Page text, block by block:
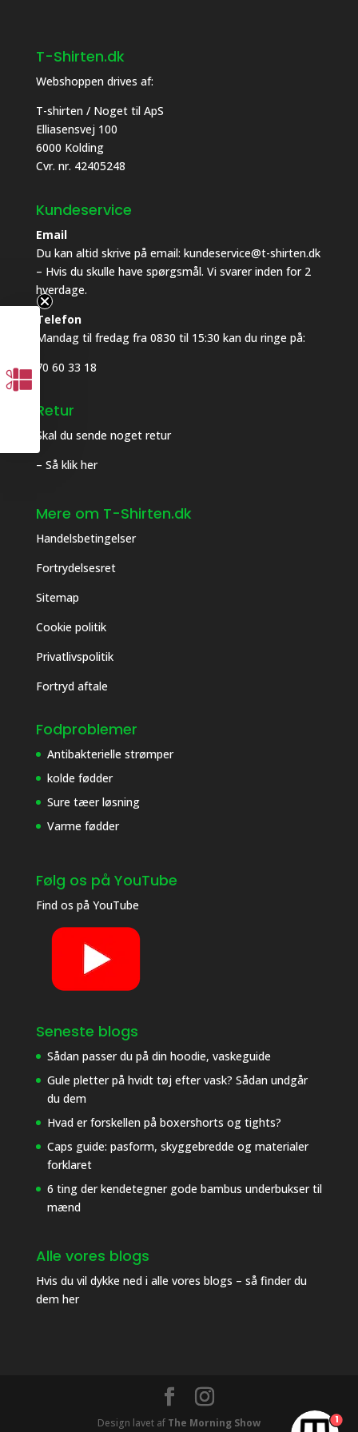
T-Shirten.dk
Webshoppen drives af:
T-shirten / Noget til ApS
Elliasensvej 100
6000 Kolding
Cvr. nr. 42405248
Kundeservice
Email
Du kan altid skrive på email: kundeservice@t-shirten.dk
– Hvis du skulle have spørgsmål. Vi svarer inden for 2
hverdage.
Telefon
Mandag til fredag fra 0830 til 15:30 kan du ringe på:
70 60 33 18
Retur
Skal du sende noget retur
– Så klik her
Mere om T-Shirten.dk
Handelsbetingelser
Fortrydelsesret
Sitemap
Cookie politik
Privatlivspolitik
Fortryd aftale
Fodproblemer
Antibakterielle strømper
kolde fødder
Sure tæer løsning
Varme fødder
Følg os på YouTube
Find os på YouTube
Seneste blogs
Sådan passer du på din hoodie, vaskeguide
Gule pletter på hvidt tøj efter vask? Sådan undgår
du dem
Hvad er forskellen på boxershorts og tights?
Caps guide: pasform, skyggebredde og materialer
forklaret
6 ting der kendetegner gode bambus underbukser til
mænd
Alle vores blogs
Hvis du vil dykke ned i alle vores blogs – så finder du
dem her
Design lavet af The Morning Show 1
Få 10% rabat
PÅ ALT I SHOPPEN
Udfyld med din email og få 10% rabat
Ved at trykke på knappen tilmelder du dig vores